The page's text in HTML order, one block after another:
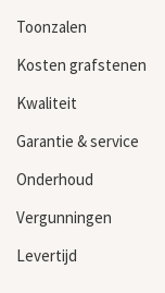
Toonzalen
Kosten grafstenen
Kwaliteit
Garantie & service
Onderhoud
Vergunningen
Levertijd